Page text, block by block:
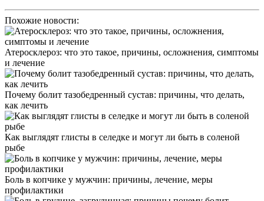
Похожие новости:
Атеросклероз: что это такое, причины, осложнения, симптомы
и лечение
Почему болит тазобедренный сустав: причины, что делать,
как лечить
Как выглядят глисты в селедке и могут ли быть в соленой
рыбе
Боль в копчике у мужчин: причины, лечение, меры
профилактики